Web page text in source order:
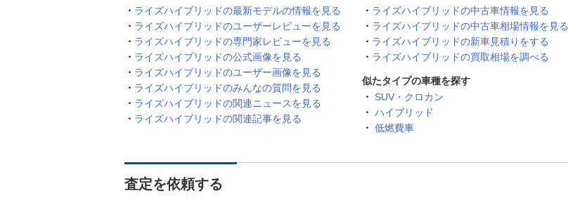
ライズハイブリッドの最新モデルの情報を見る
ライズハイブリッドのユーザーレビューを見る
ライズハイブリッドの専門家レビューを見る
ライズハイブリッドの公式画像を見る
ライズハイブリッドのユーザー画像を見る
ライズハイブリッドのみんなの質問を見る
ライズハイブリッドの関連ニュースを見る
ライズハイブリッドの関連記事を見る
ライズハイブリッドの中古車情報を見る
ライズハイブリッドの中古車相場情報を見る
ライズハイブリッドの新車見積りをする
ライズハイブリッドの買取相場を調べる
似たタイプの車種を探す
SUV・クロカン
ハイブリッド
低燃費車
査定を依頼する